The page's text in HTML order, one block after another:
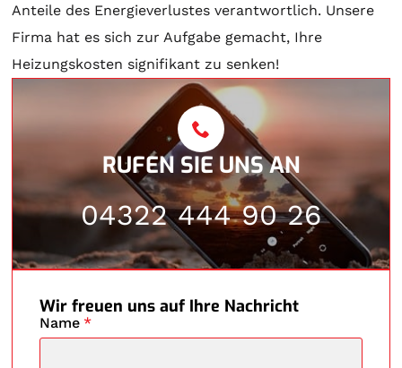
Anteile des Energieverlustes verantwortlich. Unsere
Firma hat es sich zur Aufgabe gemacht, Ihre
Heizungskosten signifikant zu senken!
RUFEN SIE UNS AN
04322 444 90 26
Wir freuen uns auf Ihre Nachricht
Name *